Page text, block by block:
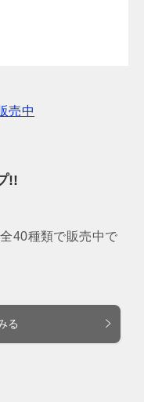
!!
40種類で販売中で
る